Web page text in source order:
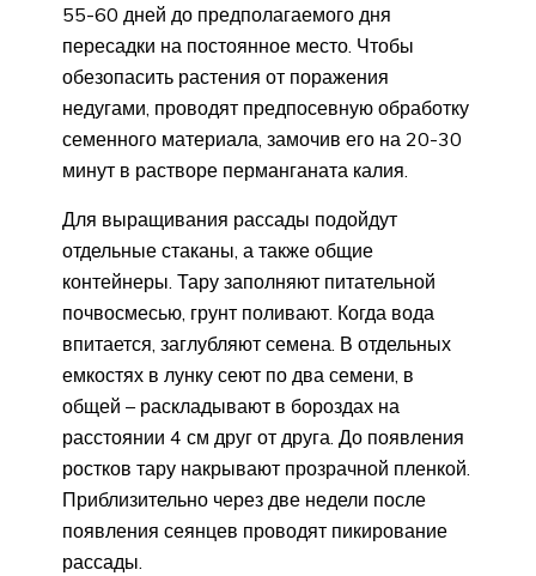
55-60 дней до предполагаемого дня
пересадки на постоянное место. Чтобы
обезопасить растения от поражения
недугами, проводят предпосевную обработку
семенного материала, замочив его на 20-30
минут в растворе перманганата калия.
Для выращивания рассады подойдут
отдельные стаканы, а также общие
контейнеры. Тару заполняют питательной
почвосмесью, грунт поливают. Когда вода
впитается, заглубляют семена. В отдельных
емкостях в лунку сеют по два семени, в
общей – раскладывают в бороздах на
расстоянии 4 см друг от друга. До появления
ростков тару накрывают прозрачной пленкой.
Приблизительно через две недели после
появления сеянцев проводят пикирование
рассады.